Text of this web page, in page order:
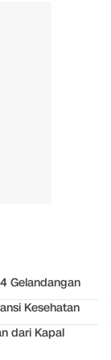
Gelandangan
Kesehatan
dari Kapal